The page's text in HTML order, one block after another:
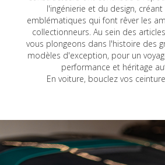
l'ingénierie et du design,
emblématiques qui font rêver les
collectionneurs. Au sein des
vous plongeons dans l'histoire des
modèles d'exception, pour un
performance et héritage
En voiture, bouclez vos